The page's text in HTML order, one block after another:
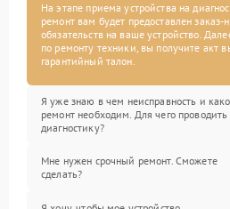
На этапе приема устройства на
ремонт вам будет предоставлен
обязательств на ваше устройство.
по ремонту техники, вы получите акт
гарантийный талон.
Я уже знаю в чем неисправность и
ремонт необходим. Для чего проводить
диагностику?
Мне нужен срочный ремонт. Сможете
сделать?